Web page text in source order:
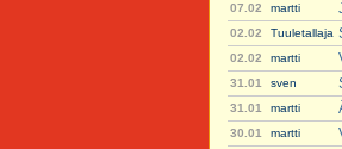
07.02 martti
02.02 Tuuletallaja
02.02 martti
31.01 sven
31.01 martti
30.01 martti